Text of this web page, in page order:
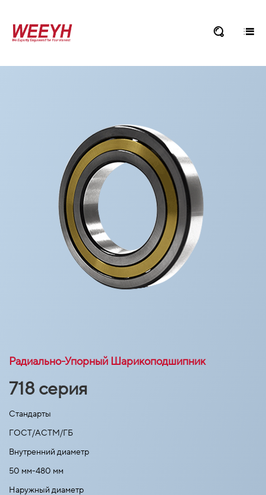
Радиально-Упорный Шарикоподшипник
718 серия
Стандарты
ГОСТ/АСТМ/ГБ
Внутренний диаметр
50 мм-480 мм
Наружный диаметр